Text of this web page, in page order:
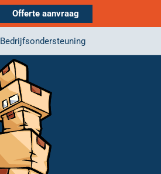
Offerte aanvraag
Bedrijfsondersteuning